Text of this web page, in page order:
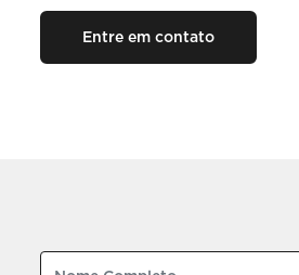
Entre em contato